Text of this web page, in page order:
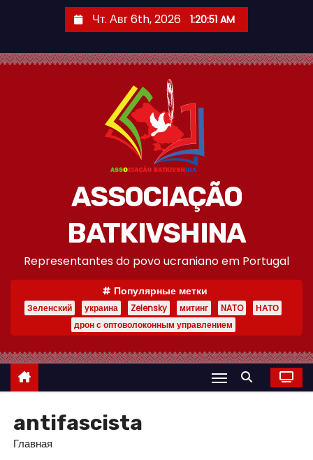
е
у
Чт. Авг 6th, 2026 1:20:52 AM
ASSOCIAÇÃO
BATKIVSHINA
Representantes do povo ucraniano em Portugal
Популярные метки
Зеленский украина Zelensky митинг NATO
НАТО
дрон с оптоволоконным управлением
antifascista
Главная